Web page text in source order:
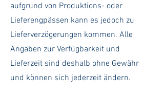
aufgrund von Produktions- oder
Lieferengpässen kann es jedoch zu
Lieferverzögerungen kommen. Alle
Angaben zur Verfügbarkeit und
Lieferzeit sind deshalb ohne Gewähr
und können sich jederzeit ändern.